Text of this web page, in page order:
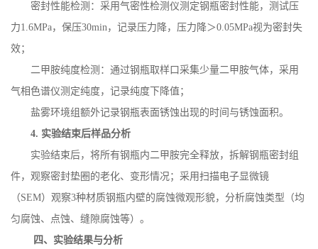
密封性能检测：采用气密性检测仪测定钢瓶密封性能，测试压
力1.6MPa，保压30min，记录压力降，压力降＞0.05MPa视为密封失
效；
二甲胺纯度检测：通过钢瓶取样口采集少量二甲胺气体，采用
气相色谱仪测定纯度，记录纯度下降值；
盐雾环境组额外记录钢瓶表面锈蚀出现的时间与锈蚀面积。
4. 实验结束后样品分析
实验结束后，将所有钢瓶内二甲胺完全释放，拆解钢瓶密封组
件，观察密封垫圈的老化、变形情况；采用扫描电子显微镜
（SEM）观察3种材质钢瓶内壁的腐蚀微观形貌，分析腐蚀类型（均
匀腐蚀、点蚀、缝隙腐蚀等）。
四、实验结果与分析